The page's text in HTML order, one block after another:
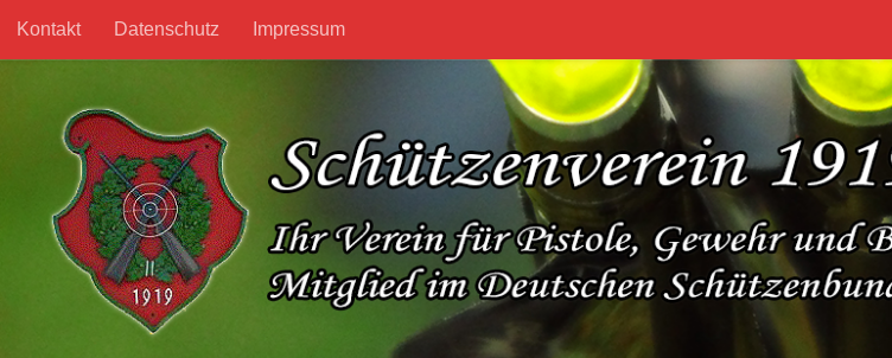
Unter dem Inhalt
Kontakt Datenschutz Impressum